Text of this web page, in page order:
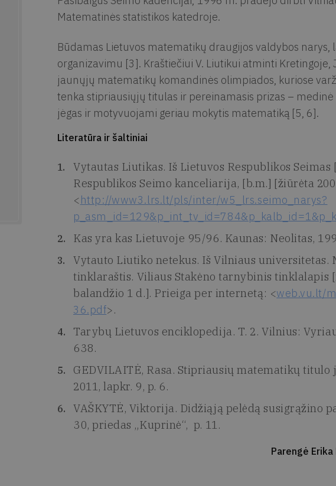
Matematinės statistikos katedroje.
Būdamas Lietuvos matematikų draugijos valdybos
organizavimu [3]. Kraštiečiui V. Liutikui atminti
jaunųjų matematikų komandinės olimpiados, kuriose
tenka stipriausiųjų titulas ir pereinamasis prizas –
jėgas ir motyvuojami geriau mokytis matematiką [5, 6].
Literatūra ir šaltiniai
Vytautas Liutikas. Iš Lietuvos Respublikos
Respublikos Seimo kanceliarija, [b.m.] [žiūrėta
<http://www3.lrs.lt/pls/inter/w5_lrs.seimo_narys?
Kas yra kas Lietuvoje 95/96. Kaunas: Neolitas,
Vytauto Liutiko netekus. Iš Vilniaus
tinklaraštis. Viliaus Stakėno tarnybinis tinklalapis
balandžio 1 d.]. Prieiga per internetą: <web.vu.lt/
36.pdf>.
Tarybų Lietuvos enciklopedija. T. 2. Vilnius:
638.
GEDVILAITĖ, Rasa. Stipriausių matematikų
2011, lapkr. 9, p. 6.
VAŠKYTĖ, Viktorija. Didžiąją pelėdą susigrąžino
30, priedas „Kuprinė“, p. 11.
Parengė